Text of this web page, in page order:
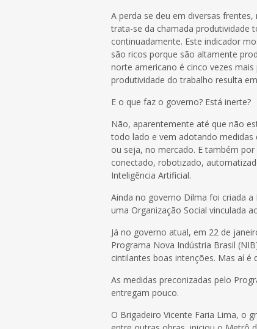
A perda se deu em diversas
trata-se da chamada produtividade
continuadamente. Este indicador
são ricos porque são altamente
norte americano é cinco vezes
produtividade do trabalho resulta
E o que faz o governo? Está inerte?
Não, aparentemente até que não
todo lado e vem adotando
ou seja, no mercado. E também
conectado, robotizado,
Inteligência Artificial.
Ainda no governo Dilma foi criada a
uma Organização Social vinculada
Já no governo atual, em 22 de
Programa Nova Indústria Brasil
cintilantes boas intenções. Mas aí é
As medidas preconizadas pelo
entregam pouco.
O Brigadeiro Vicente Faria Lima, o